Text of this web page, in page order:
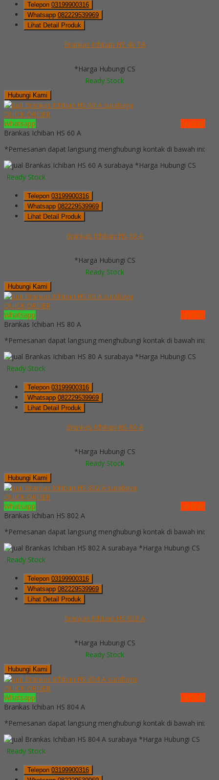
Telepon 03199900316
Whatsapp 082229539969
Lihat Detail Produk
Brankas Ichiban HS 40 TA
*Harga Hubungi CS
Ready Stock
Hubungi Kami
QUICK ORDER
Whatsapp
via SMS
Brankas Ichiban HS 60 A
*Pemesanan dapat langsung menghubungi kontak di bawah ini:
*Harga Hubungi CS
Ready Stock
Telepon 03199900316
Whatsapp 082229539969
Lihat Detail Produk
Brankas Ichiban HS 60 A
*Harga Hubungi CS
Ready Stock
Hubungi Kami
QUICK ORDER
Whatsapp
via SMS
Brankas Ichiban HS 80 A
*Pemesanan dapat langsung menghubungi kontak di bawah ini:
*Harga Hubungi CS
Ready Stock
Telepon 03199900316
Whatsapp 082229539969
Lihat Detail Produk
Brankas Ichiban HS 80 A
*Harga Hubungi CS
Ready Stock
Hubungi Kami
QUICK ORDER
Whatsapp
via SMS
Brankas Ichiban HS 802 A
*Pemesanan dapat langsung menghubungi kontak di bawah ini:
*Harga Hubungi CS
Ready Stock
Telepon 03199900316
Whatsapp 082229539969
Lihat Detail Produk
Brankas Ichiban HS 802 A
*Harga Hubungi CS
Ready Stock
Hubungi Kami
QUICK ORDER
Whatsapp
via SMS
Brankas Ichiban HS 804 A
*Pemesanan dapat langsung menghubungi kontak di bawah ini:
*Harga Hubungi CS
Ready Stock
Telepon 03199900316